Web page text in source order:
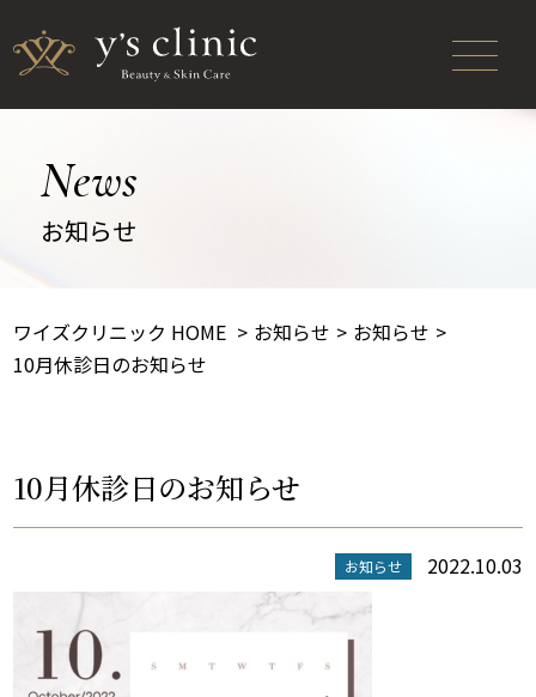
News
お知らせ
ワイズクリニック HOME お知らせ
お知らせ
10月休診日のお知らせ
10月休診日のお知らせ
お知らせ 2022.10.03